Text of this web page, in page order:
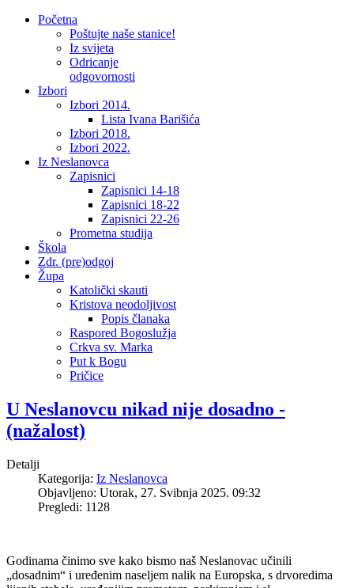
Početna
Poštujte naše stanice!
Iz svijeta
Odricanje
odgovornosti
Izbori
Izbori 2014.
Lista Ivana Barišića
Izbori 2018.
Izbori 2022.
Iz Neslanovca
Zapisnici
Zapisnici 14-18
Zapisnici 18-22
Zapisnici 22-26
Prometna studija
Škola
Zdr. (pre)odgoj
Župa
Katolički skauti
Kristova neodoljivost
Popis članaka
Raspored Bogoslužja
Crkva sv. Marka
Put k Bogu
Pričice
U Neslanovcu nikad nije dosadno -
(nažalost)
Detalji
Kategorija: Iz Neslanovca
Objavljeno: Utorak, 27. Svibnja 2025. 09:32
Pregledi: 1128
Godinama činimo sve kako bismo naš Neslanovac učinili
„dosadnim“ i uređenim naseljem nalik na Europska, s drvoredima